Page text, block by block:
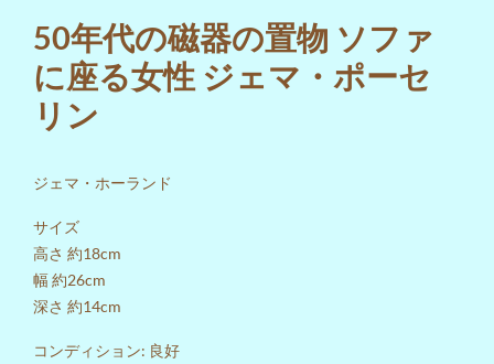
50年代の磁器の置物 ソファ
に座る女性 ジェマ・ポーセ
リン
ジェマ・ホーランド
サイズ
高さ 約18cm
幅 約26cm
深さ 約14cm
コンディション: 良好